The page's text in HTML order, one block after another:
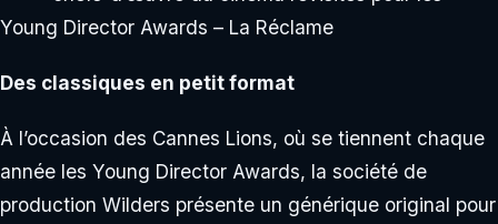
Young Director Awards – La Réclame
Des classiques en petit format
À l’occasion des Cannes Lions, où se tiennent chaque
année les Young Director Awards, la société de
production Wilders présente un générique original pour